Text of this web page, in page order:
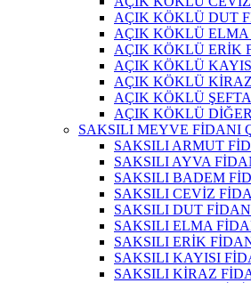
AÇIK KÖKLÜ DUT
AÇIK KÖKLÜ
AÇIK KÖKLÜ ERİK
AÇIK KÖKLÜ
AÇIK KÖKLÜ
AÇIK KÖKLÜ
AÇIK KÖKLÜ
SAKSILI MEYVE FİDANI
SAKSILI ARMUT
SAKSILI AYVA
SAKSILI BADEM
SAKSILI CEVİZ
SAKSILI DUT
SAKSILI ELMA
SAKSILI ERİK
SAKSILI KAYISI
SAKSILI KİRAZ